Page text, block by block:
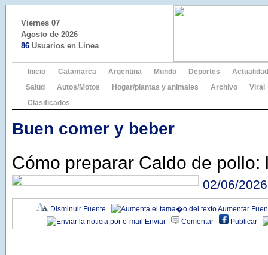
Viernes 07
Agosto de 2026
86 Usuarios en Linea
Inicio Catamarca Argentina Mundo Deportes
Actualidad
Salud
Autos/Motos Hogar/plantas y animales Archivo
Viral
Clasificados
Buen comer y beber
Cómo preparar Caldo de pollo:
02/06/2026
Disminuir Fuente
Aumentar
Enviar
Comentar Publicar